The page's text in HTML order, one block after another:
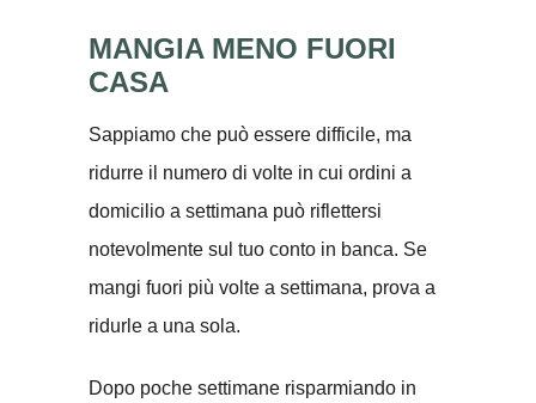
MANGIA MENO FUORI
CASA
Sappiamo che può essere difficile, ma
ridurre il numero di volte in cui ordini a
domicilio a settimana può riflettersi
notevolmente sul tuo conto in banca. Se
mangi fuori più volte a settimana, prova a
ridurle a una sola.
Dopo poche settimane risparmiando in